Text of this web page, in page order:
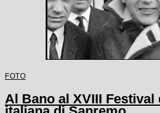
FOTO
Al Bano al XVIII Festival